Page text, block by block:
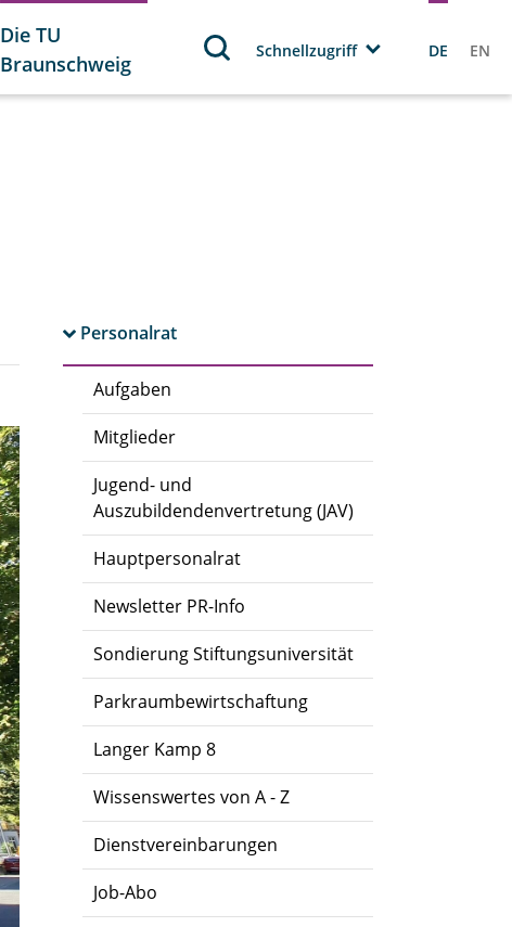
Die TU
Braunschweig
Schnellzugriff DE EN
Personalrat
Aufgaben
Mitglieder
Jugend- und
Auszubildendenvertretung (JAV)
Hauptpersonalrat
Newsletter PR-Info
Sondierung Stiftungsuniversität
Parkraumbewirtschaftung
Langer Kamp 8
Wissenswertes von A - Z
Dienstvereinbarungen
Job-Abo